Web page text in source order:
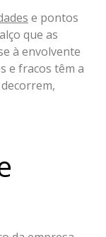
e pontos
que as
à envolvente
e fracos têm a